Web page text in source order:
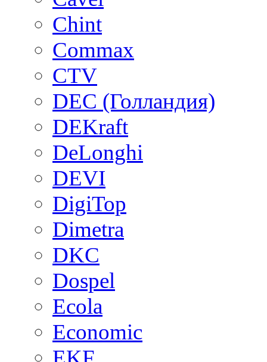
Chint
Commax
CTV
DEC (Голландия)
DEKraft
DeLonghi
DEVI
DigiTop
Dimetra
DKC
Dospel
Ecola
Economic